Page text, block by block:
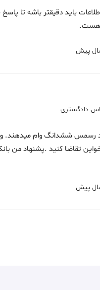
باید دقیقتر باشه تا
هست.
دادگستری
رسمس ششدانگ وام میدهند.
تقاضا کنید .پشنهاد